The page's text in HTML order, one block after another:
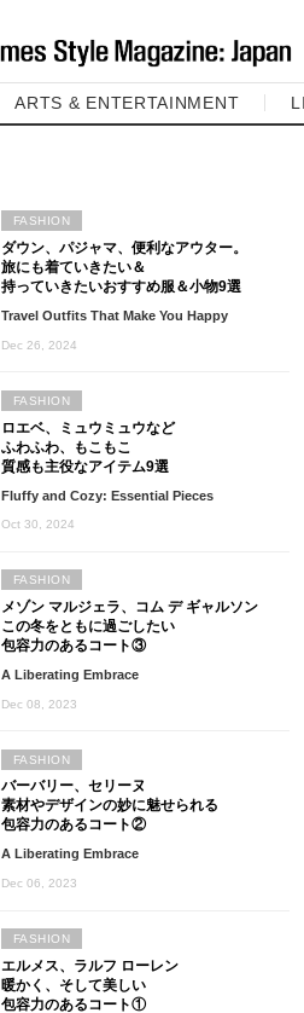
ARTS & ENTERTAINMENT
ダウン、パジャマ、便利なアウター。
旅にも着ていきたい＆
持っていきたいおすすめ服＆小物9選
Travel Outfits That Make You Happy
Dec 26, 2024
FASHION
ロエベ、ミュウミュウなど
ふわふわ、もこもこ
質感も主役なアイテム9選
Fluffy and Cozy: Essential Pieces
Oct 30, 2024
FASHION
メゾン マルジェラ、コム デ ギャルソン
この冬をともに過ごしたい
包容力のあるコート③
A Liberating Embrace
Dec 08, 2023
FASHION
バーバリー、セリーヌ
素材やデザインの妙に魅せられる
包容力のあるコート②
A Liberating Embrace
Dec 06, 2023
FASHION
エルメス、ラルフ ローレン
暖かく、そして美しい
包容力のあるコート①
FASHION